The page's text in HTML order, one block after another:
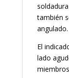
también
angulado.
El
lado